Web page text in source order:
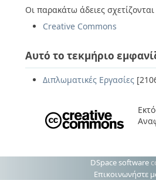
Οι παρακάτω άδειες
Creative Commons
Αυτό το τεκμήριο
Διπλωματικές Εργασίες
DSpace software
Επικοινωνήστε